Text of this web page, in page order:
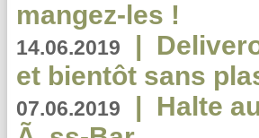
mangez-les !
14.06.2019 |
et bientôt sans
07.06.2019 | Halte